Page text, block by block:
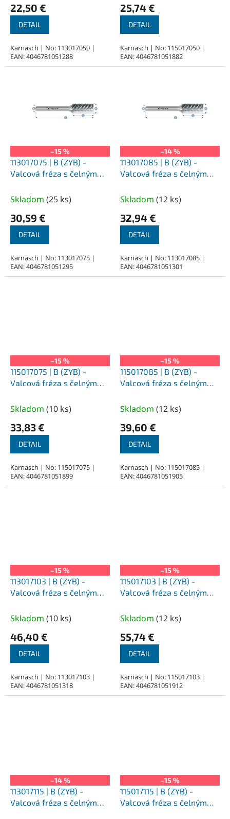
22,50 €
DETAIL
Karnasch | No: 113017050 |
EAN: 4046781051288
25,74 €
DETAIL
Karnasch | No: 115017050 |
EAN: 4046781051882
–15 %
113017075 | B (ZYB) -
Valcová fréza s čelným
65 mm, nepovlakované
Skladom (25 ks)
30,59 €
DETAIL
Karnasch | No: 113017075 |
EAN: 4046781051295
–14 %
113017085 | B (ZYB) -
Valcová fréza s čelným
65 mm, nepovlakované
Skladom (12 ks)
32,94 €
DETAIL
Karnasch | No: 113017085 |
EAN: 4046781051301
–15 %
115017075 | B (ZYB) -
Valcová fréza s čelným
65 mm, povlakované
Skladom (10 ks)
33,83 €
DETAIL
Karnasch | No: 115017075 |
EAN: 4046781051899
–15 %
115017085 | B (ZYB) -
Valcová fréza s čelným
65 mm, povlakované
Skladom (12 ks)
39,60 €
DETAIL
Karnasch | No: 115017085 |
EAN: 4046781051905
–15 %
113017103 | B (ZYB) -
Valcová fréza s čelným
DINx25x6-70 mm,
Skladom (10 ks)
46,40 €
DETAIL
Karnasch | No: 113017103 |
EAN: 4046781051318
–15 %
115017103 | B (ZYB) -
Valcová fréza s čelným
DINx25x6-70 mm,
Skladom (12 ks)
55,74 €
DETAIL
Karnasch | No: 115017103 |
EAN: 4046781051912
–14 %
113017115 | B (ZYB) -
Valcová fréza s čelným
–15 %
115017115 | B (ZYB) -
Valcová fréza s čelným